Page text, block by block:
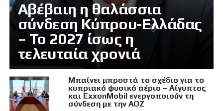
Αβέβαιη η θαλάσσια
σύνδεση Κύπρου-Ελλάδας
– Το 2027 ίσως η
τελευταία χρονιά
Μπαίνει μπροστά το σχέδιο για το
κυπριακό φυσικό αέριο – Αίγυπτος
και ExxonMobil ενεργοποιούν τη
σύνδεση με την ΑΟΖ